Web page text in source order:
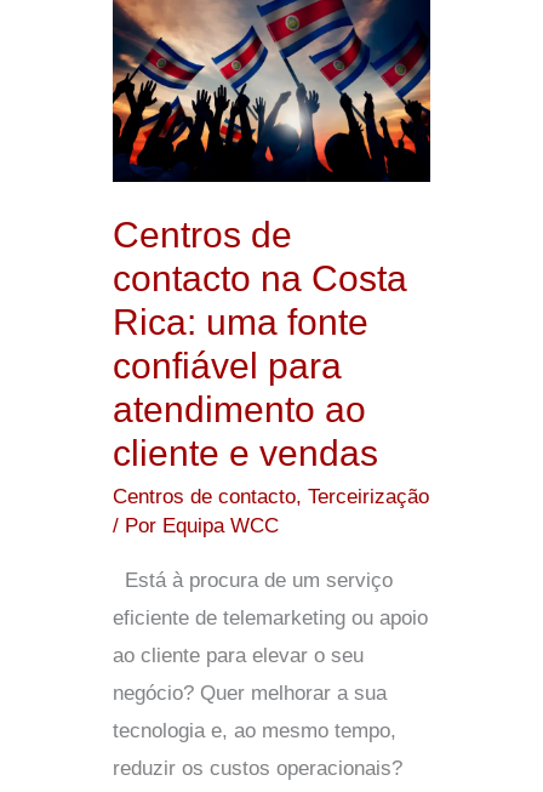
Centros de
contacto na Costa
Rica: uma fonte
confiável para
atendimento ao
cliente e vendas
Centros de contacto,Terceirização
/ Por Equipa WCC
Está à procura de um serviço
eficiente de telemarketing ou apoio
ao cliente para elevar o seu
negócio? Quer melhorar a sua
tecnologia e, ao mesmo tempo,
reduzir os custos operacionais?
de
contacto
na
Costa
Rica:
uma
confiável
para
atendimento
ao
cliente
e
vendas